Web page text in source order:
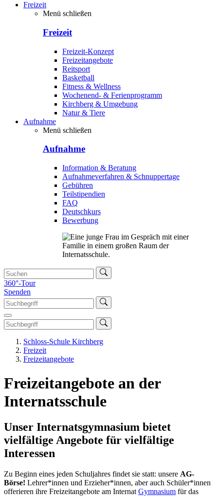
Freizeit
Menü schließen
Freizeit
Freizeit-Konzept
Freizeitangebote
Reitsport
Basketball
Fitness & Wellness
Wochenend- & Ferienprogramm
Kirchberg & Umgebung
Natur & Tiere
Aufnahme
Menü schließen
Aufnahme
Information & Beratung
Aufnahmeverfahren & Schnuppertage
Gebühren
Teilstipendien
FAQ
Deutschkurs
Bewerbung
360°-Tour
Spenden
Schloss-Schule Kirchberg
Freizeit
Freizeitangebote
Freizeitangebote an der
Internatsschule
Unser Internatsgymnasium bietet
vielfältige Angebote für vielfältige
Interessen
Zu Beginn eines jeden Schuljahres findet sie statt: unsere AG-
Börse! Lehrer*innen und Erzieher*innen, aber auch Schüler*innen
offerieren ihre Freizeitangebote am Internat Gymnasium für das